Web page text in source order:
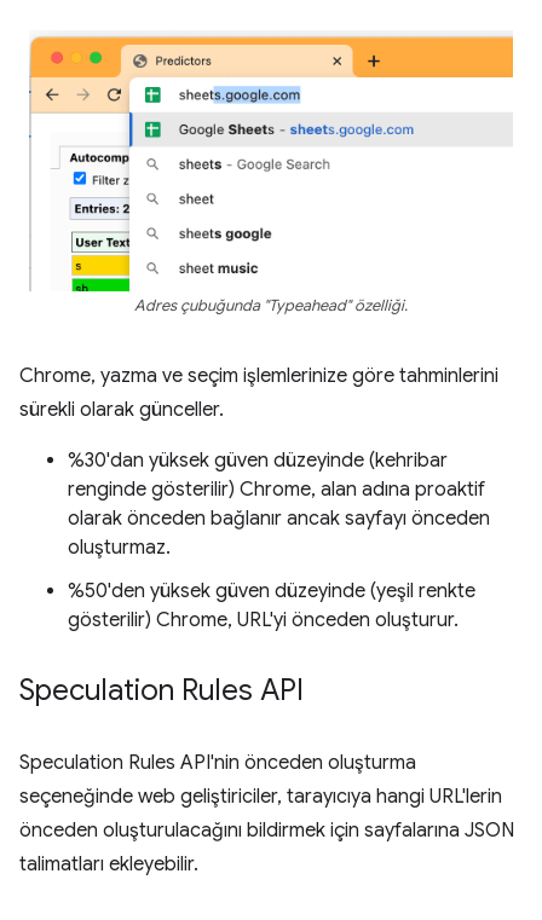
Adres çubuğunda "Typeahead" özelliği.
Chrome, yazma ve seçim işlemlerinize göre tahminlerini
sürekli olarak günceller.
%30'dan yüksek güven düzeyinde (kehribar
renginde gösterilir) Chrome, alan adına proaktif
olarak önceden bağlanır ancak sayfayı önceden
oluşturmaz.
%50'den yüksek güven düzeyinde (yeşil renkte
gösterilir) Chrome, URL'yi önceden oluşturur.
Speculation Rules API
Speculation Rules API'nin önceden oluşturma
seçeneğinde web geliştiriciler, tarayıcıya hangi URL'lerin
önceden oluşturulacağını bildirmek için sayfalarına JSON
talimatları ekleyebilir.